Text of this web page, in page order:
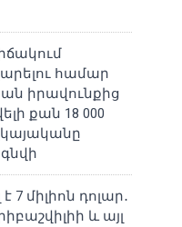
համար
իրավունքից
քան 18 000
7 միլիոն դոլար․
և այլ